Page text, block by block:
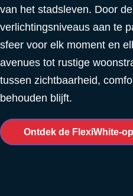
van het stadsleven. Door
verlichtingsniveaus aan te
sfeer voor elk moment en
avenues tot rustige
tussen zichtbaarheid,
behouden blijft.
Ontdek de FlexiWhite-